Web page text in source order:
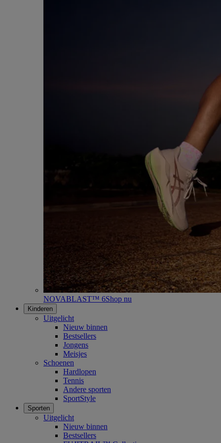
NOVABLAST™ 6Shop nu
Kinderen
Uitgelicht
Nieuw binnen
Bestsellers
Jongens
Meisjes
Schoenen
Hardlopen
Tennis
Andere sporten
SportStyle
Sporten
Uitgelicht
Nieuw binnen
Bestsellers